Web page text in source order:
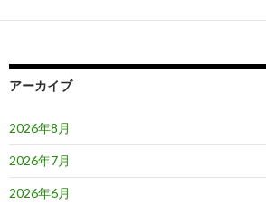
ー
ョ
アーカイブ
2026年8月
2026年7月
2026年6月